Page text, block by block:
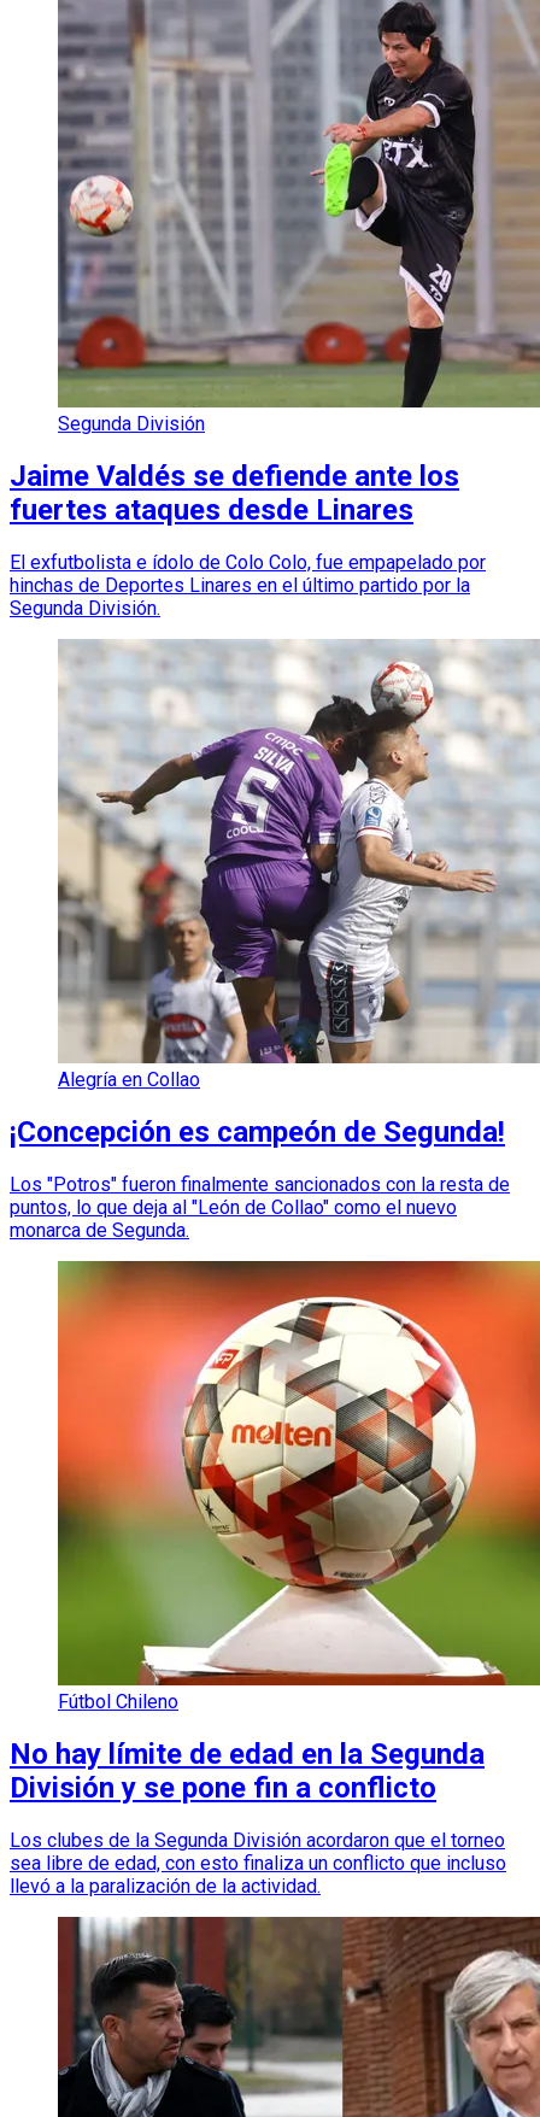
Segunda División
Jaime Valdés se defiende ante los
fuertes ataques desde Linares
El exfutbolista e ídolo de Colo Colo, fue empapelado por
hinchas de Deportes Linares en el último partido por la
Segunda División.
Alegría en Collao
¡Concepción es campeón de Segunda!
Los "Potros" fueron finalmente sancionados con la resta de
puntos, lo que deja al "León de Collao" como el nuevo
monarca de Segunda.
Fútbol Chileno
No hay límite de edad en la Segunda
División y se pone fin a conflicto
Los clubes de la Segunda División acordaron que el torneo
sea libre de edad, con esto finaliza un conflicto que incluso
llevó a la paralización de la actividad.